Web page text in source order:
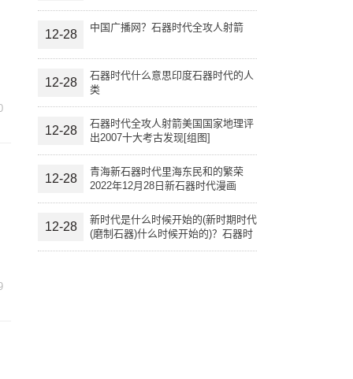
12-28
中国广播网？石器时代全攻人射箭
12-28
石器时代什么意思印度石器时代的人
类
12-28
石器时代全攻人射箭美国国家地理评
出2007十大考古发现[组图]
12-28
青海新石器时代里海东民和的繁荣
2022年12月28日新石器时代漫画
12-28
新时代是什么时候开始的(新时期时代
(磨制石器)什么时候开始的)？石器时
代什么意思